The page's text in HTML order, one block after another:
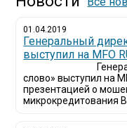
01.04.2019
Генеральный
выступил на MFO
слово» выступил на
презентацией о
микрокредитования В